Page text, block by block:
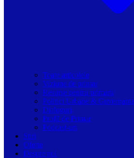
Toate articolele
Viziune de primar
Resurse pentru primarii
Politici Urbane & Guvernanta
Dialoguri
Profil de Primar
Podcast-uri
Stiri
Oferte
Despre noi